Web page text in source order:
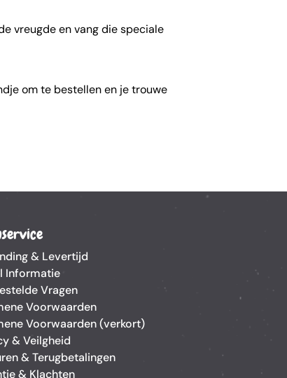
vreugde en vang die speciale
om te bestellen en je trouwe
& Levertijd
Informatie
Vragen
Voorwaarden
Voorwaarden (verkort)
& Veilgheid
& Terugbetalingen
& Klachten